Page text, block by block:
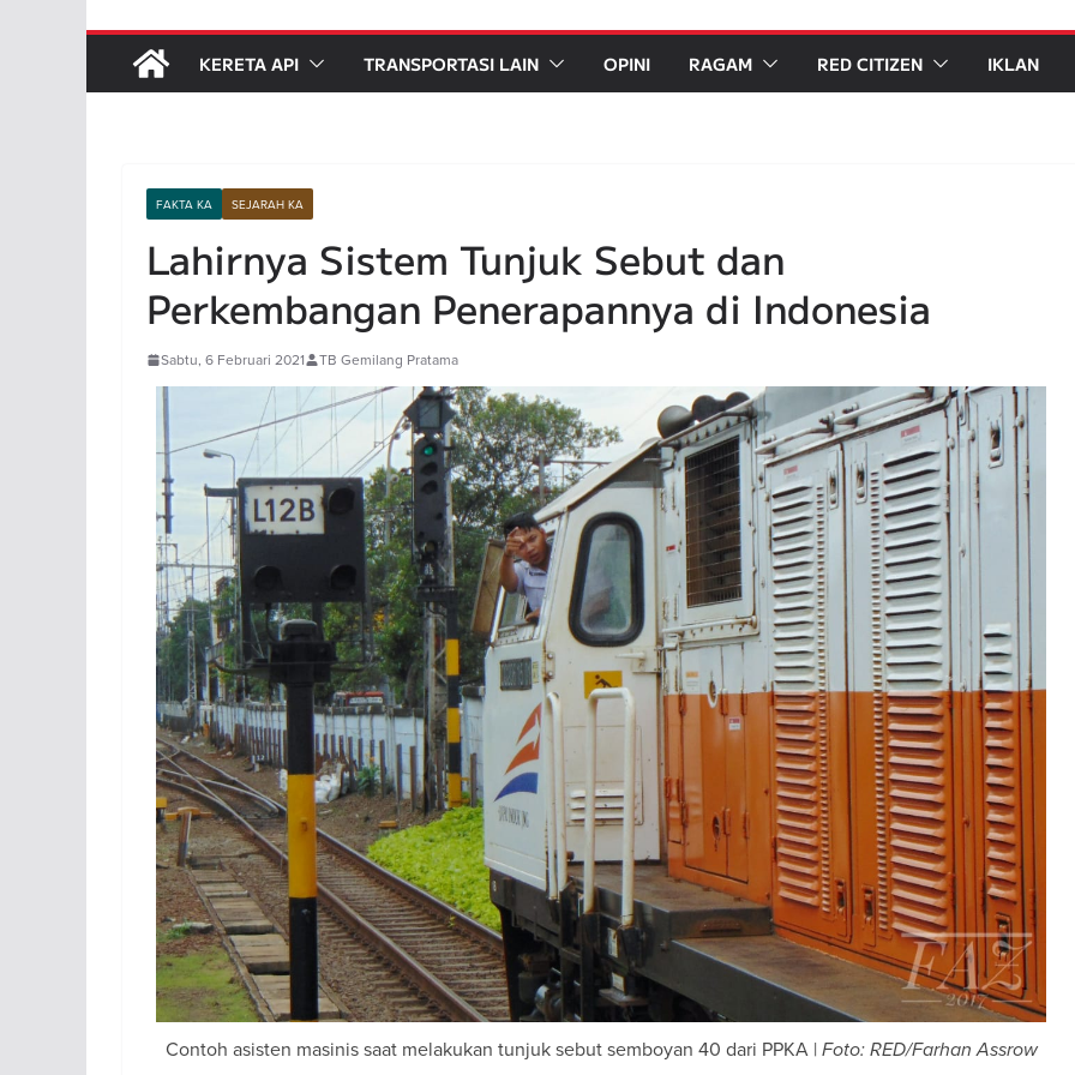
KERETA API TRANSPORTASI LAIN OPINI RAGAM RED CITIZEN IKLAN
FAKTA KA SEJARAH KA
Lahirnya Sistem Tunjuk Sebut dan
Perkembangan Penerapannya di Indonesia
Sabtu, 6 Februari 2021 TB Gemilang Pratama
Contoh asisten masinis saat melakukan tunjuk sebut semboyan 40 dari PPKA | Foto: RED/Farhan Assrow